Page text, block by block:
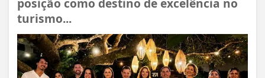
posição como destino de excelência no
turismo...